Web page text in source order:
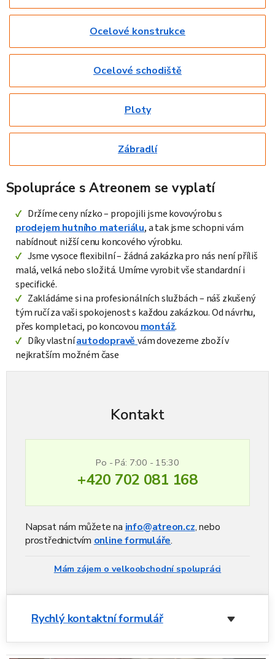
Ocelové konstrukce
Ocelové schodiště
Ploty
Zábradlí
Spolupráce s Atreonem se vyplatí
Držíme ceny nízko – propojili jsme kovovýrobu s
prodejem hutního materiálu, a tak jsme schopni vám
nabídnout nižší cenu koncového výrobku.
Jsme vysoce flexibilní – žádná zakázka pro nás není příliš
malá, velká nebo složitá. Umíme vyrobit vše standardní i
specifické.
Zakládáme si na profesionálních službách – náš zkušený
tým ručí za vaši spokojenost s každou zakázkou. Od návrhu,
přes kompletaci, po koncovou montáž.
Díky vlastníautodopravěvám dovezeme zboží v
nejkratším možném čase
Kontakt
Po - Pá: 7:00 - 15:30
+420 702 081 168
Napsat nám můžete na info@atreon.cz, nebo
prostřednictvím online formuláře.
Mám zájem o velkoobchodní spolupráci
Rychlý kontaktní formulář